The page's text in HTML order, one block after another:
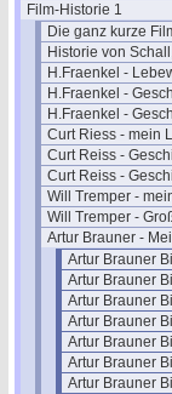
Film-Historie 1
Die ganz kurze
Historie von
H.Fraenkel -
H.Fraenkel -
H.Fraenkel -
Curt Riess - mein
Curt Reiss -
Curt Reiss -
Will Tremper -
Will Tremper -
Artur Brauner -
Artur Brauner
Artur Brauner
Artur Brauner
Artur Brauner
Artur Brauner
Artur Brauner
Artur Brauner